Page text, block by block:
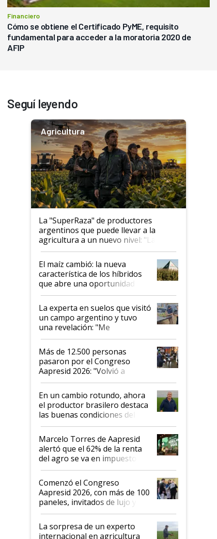
Financiero
Cómo se obtiene el Certificado PyME, requisito
fundamental para acceder a la moratoria 2020 de
AFIP
Seguí leyendo
Agricultura
La "SuperRaza" de productores
argentinos que puede llevar a la
agricultura a un nuevo nivel: "Las
posibilidades de crecimiento son
infinitas"
El maíz cambió: la nueva
característica de los híbridos
que abre una oportunidad en
el lote
La experta en suelos que visitó
un campo argentino y tuvo
una revelación: "Me
impresionó mucho"
Más de 12.500 personas
pasaron por el Congreso
Aapresid 2026: "Volvió a
demostrar que hablar del
suelo es hablar de todo el
sistema productivo"
En un cambio rotundo, ahora
el productor brasilero destaca
las buenas condiciones del
agro argentino para invertir:
"Los veo más motivados"
Marcelo Torres de Aapresid
alertó que el 62% de la renta
del agro se va en impuestos:
"No es bueno que en
Argentina se sigan discutiendo
las mismas cosas de hace 50
años"
Comenzó el Congreso
Aapresid 2026, con más de 100
paneles, invitados de lujo y
todas las tendencias
La sorpresa de un experto
internacional en agricultura